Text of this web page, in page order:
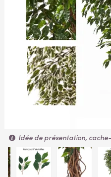
Idée de présentation,